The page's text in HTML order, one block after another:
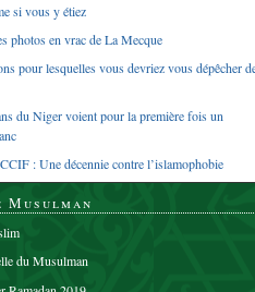
si vous y étiez
photos en vrac de La Mecque
pour lesquelles vous devriez vous dépêcher
du Niger voient pour la première fois un
: Une décennie contre l’islamophobie
Musulman
du Musulman